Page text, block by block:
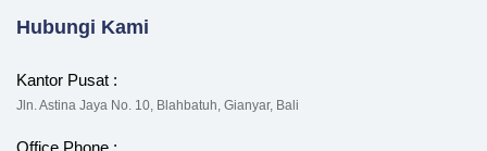
Hubungi Kami
Kantor Pusat :
Jln. Astina Jaya No. 10, Blahbatuh, Gianyar, Bali
Office Phone :